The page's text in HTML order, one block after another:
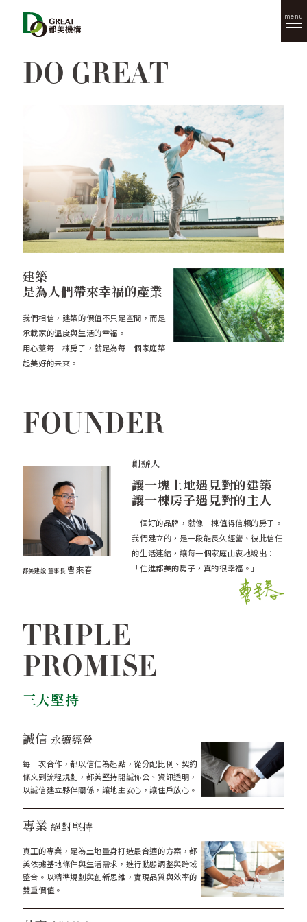
menu
DO GREAT
建築
是為人們帶來幸福的產業
我們相信，建築的價值不只是空間，而是
承載家的溫度與生活的幸福。
用心蓋每一棟房子，就是為每一個家庭築
起美好的未來。
FOUNDER
都美建設 董事長 曹來春
創辦人
讓一塊土地遇見對的建築
讓一棟房子遇見對的主人
一個好的品牌，就像一棟值得信賴的房子。
我們建立的，是一段能長久經營、彼此信任
的生活連結，讓每一個家庭由衷地說出：
「住進都美的房子，真的很幸福。」
TRIPLE
PROMISE
三大堅持
誠信 永續經營
每一次合作，都以信任為起點，從分配比例、契約
條文到流程規劃，都美堅持開誠佈公、資訊透明，
以誠信建立夥伴關係，讓地主安心，讓住戶放心。
專業 絕對堅持
真正的專業，是為土地量身打造最合適的方案，都
美依據基地條件與生活需求，進行動態調整與跨域
整合。以精準規劃與創新思維，實現品質與效率的
雙重價值。